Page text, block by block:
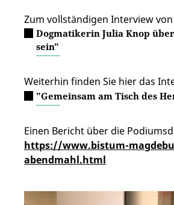
Zum vollständigen Interview
Dogmatikerin Julia Knop
sein"
Weiterhin finden Sie hier das
"Gemeinsam am Tisch des
Einen Bericht über die
https://www.bistum-
abendmahl.html